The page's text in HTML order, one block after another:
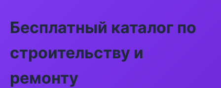
Бесплатный каталог по
строительству и
ремонту